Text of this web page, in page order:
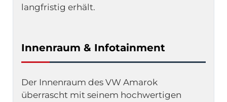
langfristig erhält.
Innenraum & Infotainment
Der Innenraum des VW Amarok
überrascht mit seinem hochwertigen